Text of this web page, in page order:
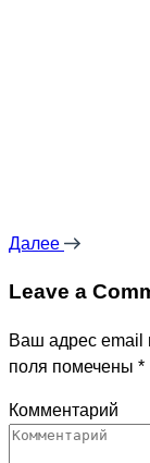
Далее
Leave a
Ваш адрес email
поля помечены *
Комментарий